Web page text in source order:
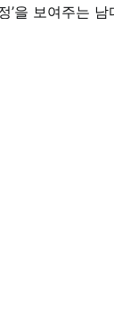
’을 보여주는 남